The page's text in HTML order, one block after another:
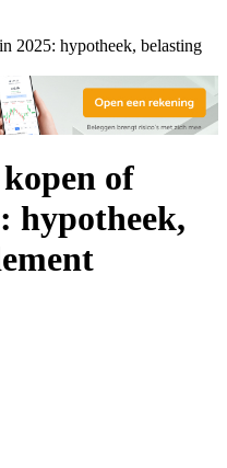
2025: hypotheek, belasting
of
hypotheek,